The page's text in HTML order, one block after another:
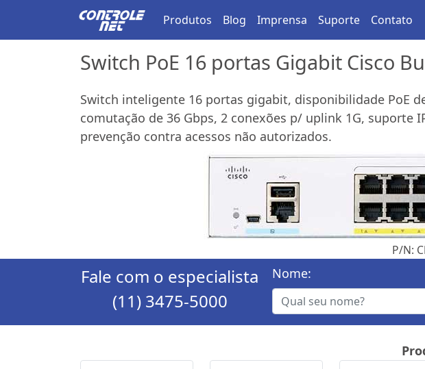
Produtos Blog Imprensa Suporte Contato
Switch PoE 16 portas Gigabit Cisco
Switch inteligente 16 portas gigabit, disponibilidade PoE
comutação de 36 Gbps, 2 conexões p/ uplink 1G, suporte
prevenção contra acessos não autorizados.
P/N:
Fale com o especialista
(11) 3475-5000
Nome: